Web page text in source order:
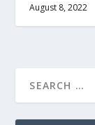
August 8, 2022